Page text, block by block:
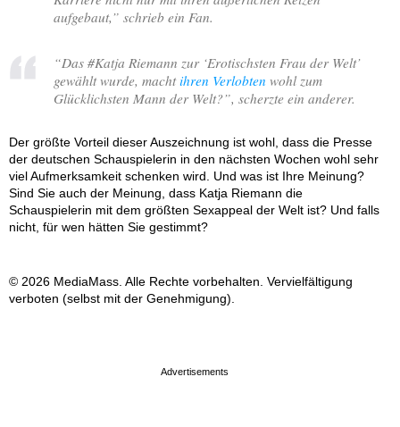
aufgebaut,” schrieb ein Fan.
“Das #Katja Riemann zur ‘Erotischsten Frau der Welt’
gewählt wurde, machtihren Verlobten wohl zum
Glücklichsten Mann der Welt?”, scherzte ein anderer.
Der größte Vorteil dieser Auszeichnung ist wohl, dass die Presse
der deutschen Schauspielerin in den nächsten Wochen wohl sehr
viel Aufmerksamkeit schenken wird. Und was ist Ihre Meinung?
Sind Sie auch der Meinung, dass Katja Riemann die
Schauspielerin mit dem größten Sexappeal der Welt ist? Und falls
nicht, für wen hätten Sie gestimmt?
© 2026 MediaMass. Alle Rechte vorbehalten. Vervielfältigung
verboten (selbst mit der Genehmigung).